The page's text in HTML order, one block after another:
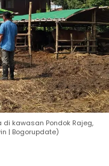
kawasan Pondok Rajeg,
| Bogorupdate)